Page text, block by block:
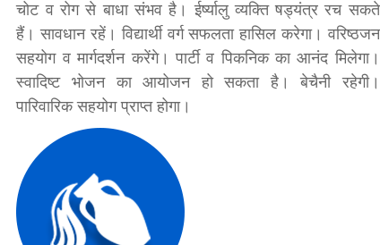
चोट व रोग से बाधा संभव है। ईर्ष्यालु व्यक्ति षड्यंत्र रच सकते
हैं। सावधान रहें। विद्यार्थी वर्ग सफलता हासिल करेगा। वरिष्ठजन
सहयोग व मार्गदर्शन करेंगे। पार्टी व पिकनिक का आनंद मिलेगा।
स्वादिष्ट भोजन का आयोजन हो सकता है। बेचैनी रहेगी।
पारिवारिक सहयोग प्राप्त होगा।